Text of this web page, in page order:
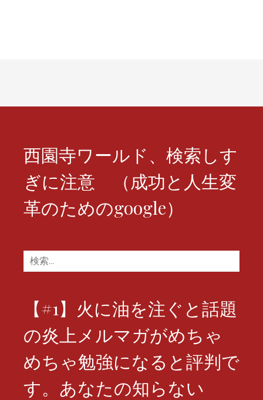
ョ
西園寺ワールド、検索しす
ぎに注意 （成功と人生変
革のためのgoogle）
検
索:
【#1】火に油を注ぐと話題
の炎上メルマガがめちゃ
めちゃ勉強になると評判で
す。あなたの知らない